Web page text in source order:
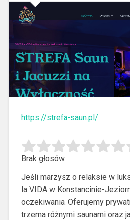
https://strefa-saun.pl/
Brak głosów.
Jeśli marzysz o relaksie w
la VIDA w Konstancinie-
oczekiwania. Oferujemy
trzemaróżnymi saunami oraz